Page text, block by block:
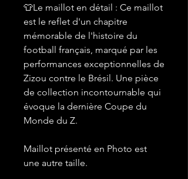
👕Le maillot en détail : Ce maillot
est le reflet d'un chapitre
mémorable de l'histoire du
football français, marqué par les
performances exceptionnelles de
Zizou contre le Brésil. Une pièce
de collection incontournable qui
évoque la dernière Coupe du
Monde du Z.
Maillot présenté en Photo est
une autre taille.